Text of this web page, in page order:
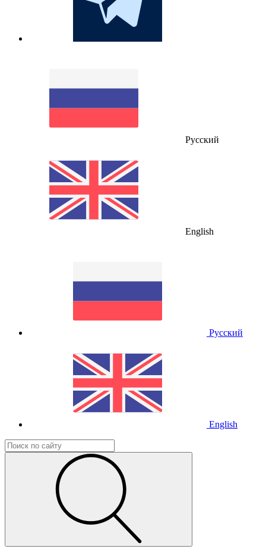
Русский
English
Русский
English